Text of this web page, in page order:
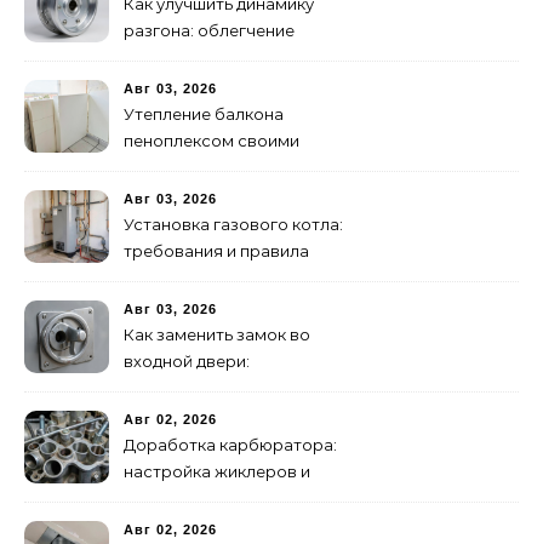
разгона: облегчение
Авг 03, 2026
Утепление балкона
пеноплексом своими
инструкция
Авг 03, 2026
Установка газового котла:
требования и правила
Авг 03, 2026
Как заменить замок во
входной двери:
сувальдный
Авг 02, 2026
Доработка карбюратора:
настройка жиклеров и
Авг 02, 2026